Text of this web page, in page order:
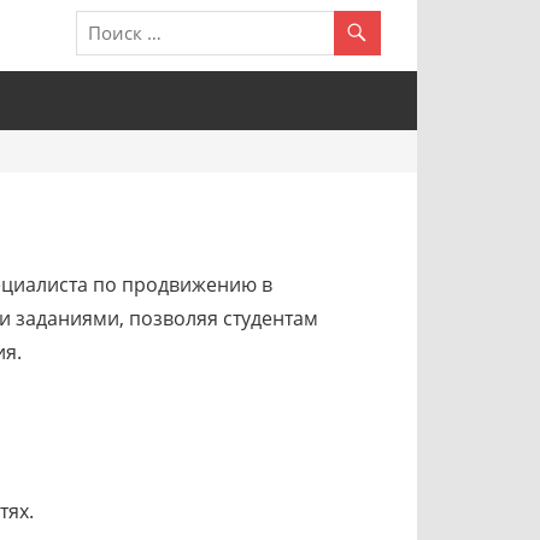
по продвижению в
заданиями, позволяя студентам